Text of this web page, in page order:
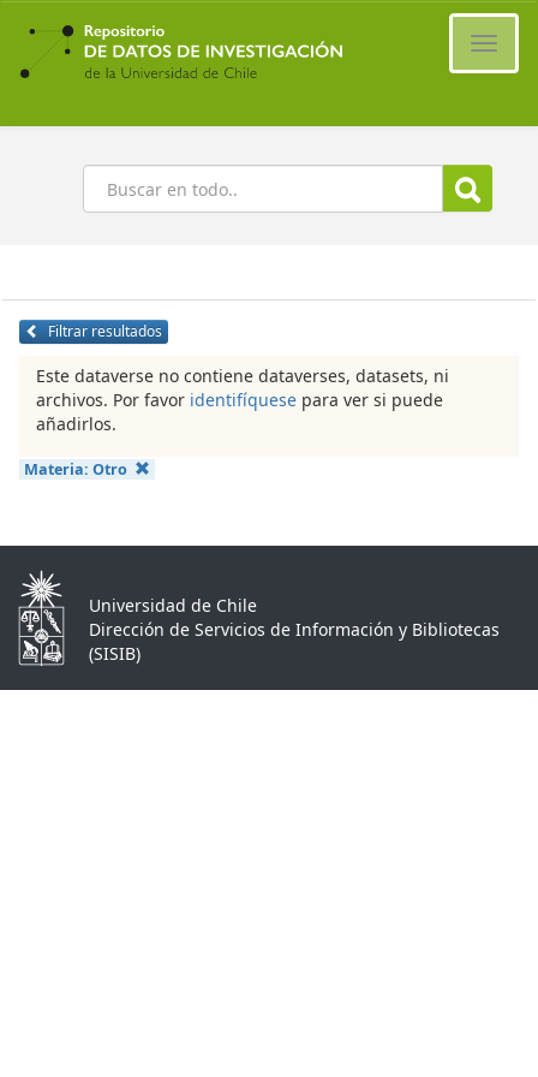
Ir
contenido
principal
Buscar
Filtrar resultados
Este dataverse no contiene dataverses, datasets, ni
archivos. Por favor identifíquese para ver si puede
añadirlos.
Materia: Otro
Universidad de Chile
Dirección de Servicios de Información y Bibliotecas
(SISIB)